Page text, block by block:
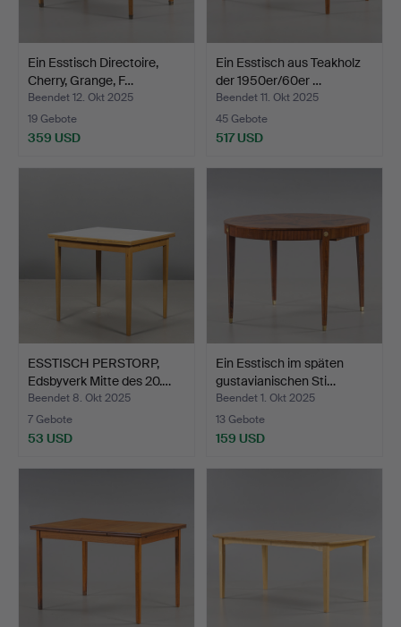
Ein Esstisch Directoire,
Cherry, Grange, F…
Beendet 12. Okt 2025
19 Gebote
359 USD
Ein Esstisch aus Teakholz
der 1950er/60er …
Beendet 11. Okt 2025
45 Gebote
517 USD
ESSTISCH PERSTORP,
Edsbyverk Mitte des 20.…
Beendet 8. Okt 2025
7 Gebote
53 USD
Ein Esstisch im späten
gustavianischen Sti…
Beendet 1. Okt 2025
13 Gebote
159 USD